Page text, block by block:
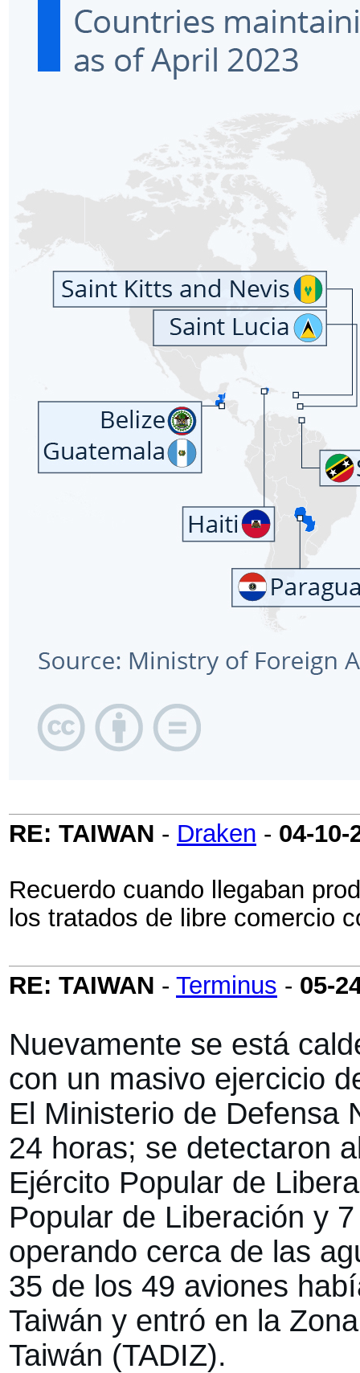
RE: TAIWAN - Draken - 04-10-
Recuerdo cuando llegaban
los tratados de libre comercio
RE: TAIWAN - Terminus - 05-
Nuevamente se está
con un masivo ejercicio
El Ministerio de Defensa
24 horas; se detectaron
Ejército Popular de
Popular de Liberación y
operando cerca de las
35 de los 49 aviones
Taiwán y entró en la
Taiwán (TADIZ).